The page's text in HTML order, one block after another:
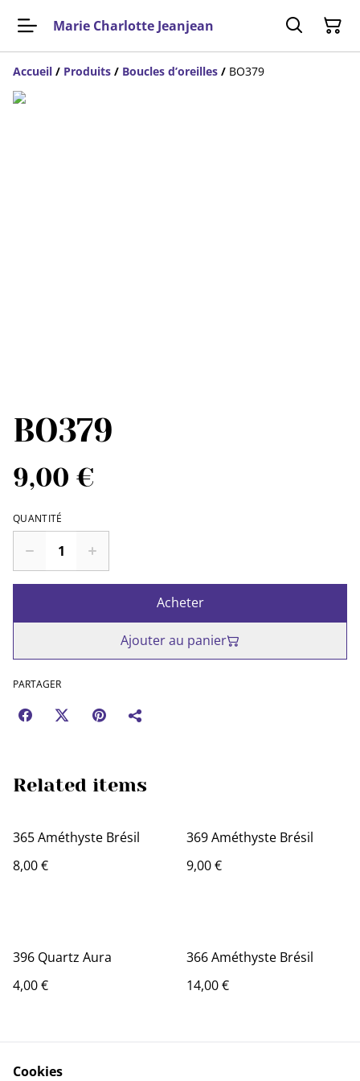
Marie Charlotte Jeanjean
Accueil / Produits / Boucles d’oreilles / BO379
BO379
9,00 €
QUANTITÉ
Acheter
Ajouter au panier
PARTAGER
Related items
365 Améthyste Brésil
8,00 €
369 Améthyste Brésil
9,00 €
396 Quartz Aura
4,00 €
366 Améthyste Brésil
14,00 €
Cookies